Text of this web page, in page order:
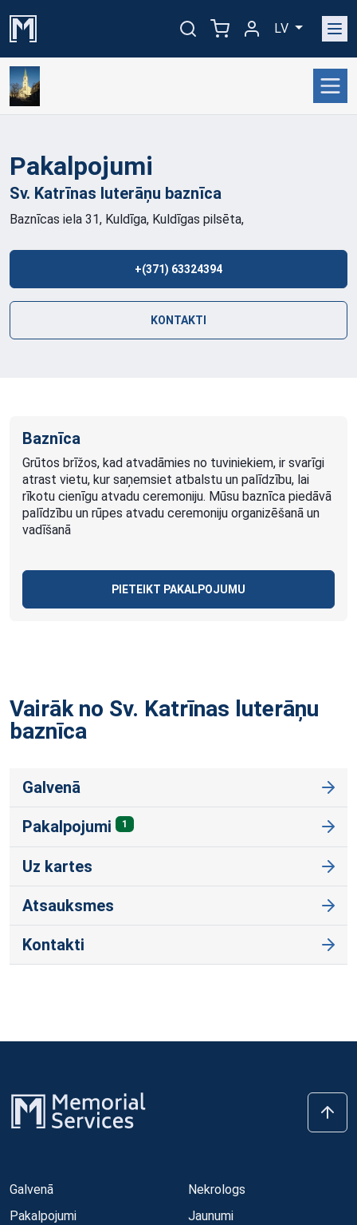
LV
Pakalpojumi
Sv. Katrīnas luterāņu baznīca
Baznīcas iela 31, Kuldīga, Kuldīgas pilsēta,
+(371) 63324394
KONTAKTI
Baznīca
Grūtos brīžos, kad atvadāmies no tuviniekiem, ir svarīgi
atrast vietu, kur saņemsiet atbalstu un palīdzību, lai
rīkotu cienīgu atvadu ceremoniju. Mūsu baznīca piedāvā
palīdzību un rūpes atvadu ceremoniju organizēšanā un
vadīšanā
PIETEIKT PAKALPOJUMU
Vairāk no Sv. Katrīnas luterāņu
baznīca
Galvenā
Pakalpojumi 1
Uz kartes
Atsauksmes
Kontakti
Galvenā
Pakalpojumi
Nekrologs
Jaunumi